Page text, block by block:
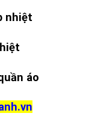
nhiệt
áo